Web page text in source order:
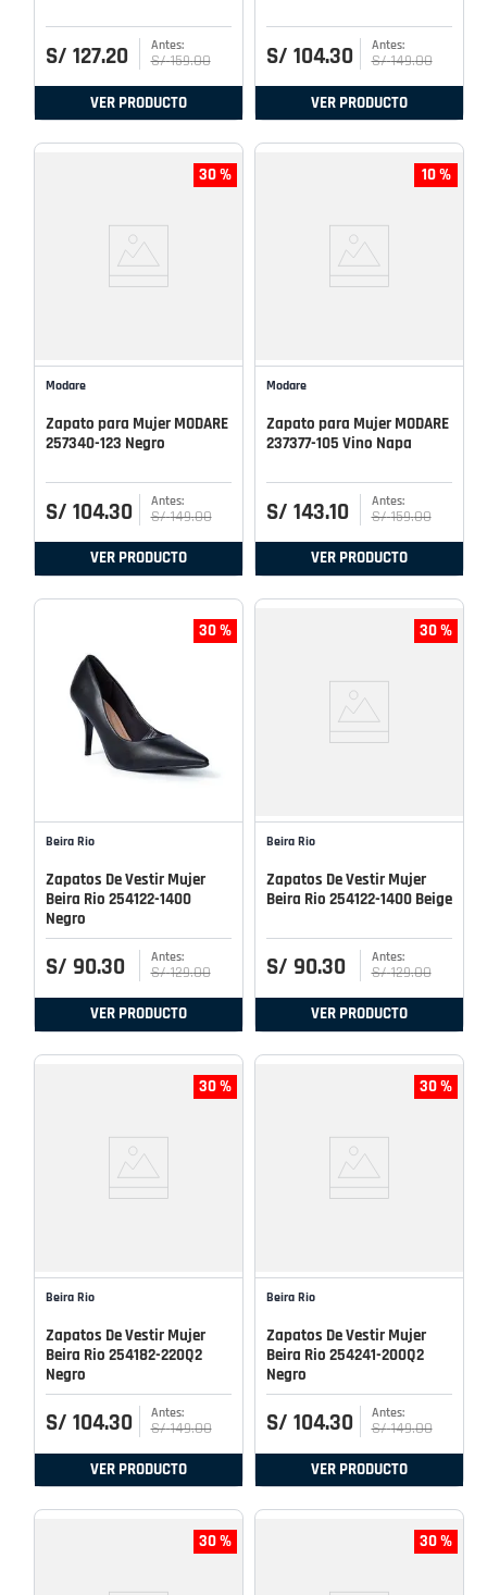
S/ 127.20 S/ 159.00
VER PRODUCTO
S/ 104.30 S/ 149.00
VER PRODUCTO
30 %
Modare
Zapato para Mujer MODARE
257340-123 Negro
S/ 104.30 S/ 149.00
VER PRODUCTO
10 %
Modare
Zapato para Mujer MODARE
237377-105 Vino Napa
S/ 143.10 S/ 159.00
VER PRODUCTO
30 %
Beira Rio
Zapatos De Vestir Mujer
Beira Rio 254122-1400
Negro
S/ 90.30 S/ 129.00
VER PRODUCTO
30 %
Beira Rio
Zapatos De Vestir Mujer
Beira Rio 254122-1400 Beige
S/ 90.30 S/ 129.00
VER PRODUCTO
30 %
Beira Rio
Zapatos De Vestir Mujer
Beira Rio 254182-220Q2
Negro
S/ 104.30 S/ 149.00
VER PRODUCTO
30 %
Beira Rio
Zapatos De Vestir Mujer
Beira Rio 254241-200Q2
Negro
S/ 104.30 S/ 149.00
VER PRODUCTO
30 % 30 %